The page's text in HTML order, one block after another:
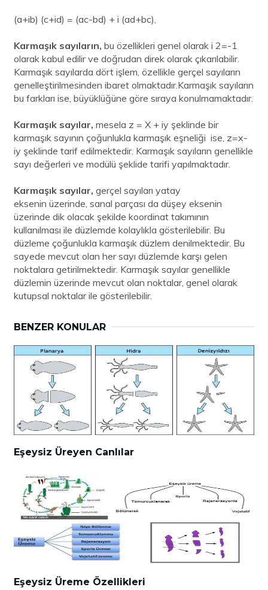
(a+ib) (c+id) = (ac-bd) + i (ad+bc),
Karmaşık sayıların, bu özellikleri genel olarak i 2=-1
olarak kabul edilir ve doğrudan direk olarak çıkarılabilir.
Karmaşık sayılarda dört işlem, özellikle gerçel sayıların
genelleştirilmesinden ibaret olmaktadır.Karmaşık sayıların
bu farkları ise, büyüklüğüne göre sıraya konulmamaktadır.
Karmaşık sayılar, mesela z = X + iy şeklinde bir
karmaşık sayının çoğunlukla karmaşık eşneliği ise, z=x-
iy şeklinde tarif edilmektedir. Karmaşık sayıların genellikle
sayı değerleri ve modülü şeklide tarifi yapılmaktadır.
Karmaşık sayılar, gerçel sayıları yatay
eksenin üzerinde, sanal parçası da düşey eksenin
üzerinde dik olacak şekilde koordinat takımının
kullanılması ile düzlemde kolaylıkla gösterilebilir. Bu
düzleme çoğunlukla karmaşık düzlem denilmektedir. Bu
sayede mevcut olan her sayı düzlemde karşı gelen
noktalara getirilmektedir. Karmaşık sayılar genellikle
düzlemin üzerinde mevcut olan noktalar, genel olarak
kutupsal noktalar ile gösterilebilir.
BENZER KONULAR
Eşeysiz Üreyen Canlılar
Eşeysiz Üreme Özellikleri